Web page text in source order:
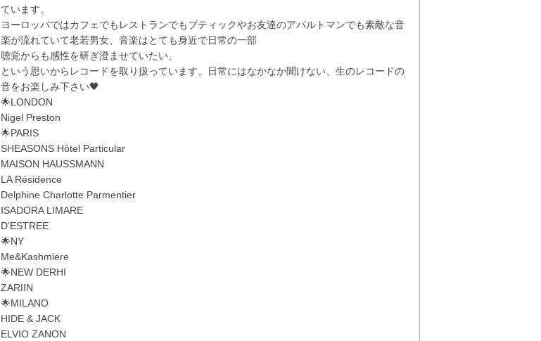
ています。
ヨーロッパではカフェでもレストランでもブティックやお友達のアパルトマンでも素敵な音
楽が流れていて老若男女、音楽はとても身近で日常の一部
聴覚からも感性を研ぎ澄ませていたい、
という思いからレコードを取り扱っています。日常にはなかなか聞けない、生のレコードの
音をお楽しみ下さい🖤
🌟LONDON
Nigel Preston
🌟PARIS
SHEASONS Hôtel Particular
MAISON HAUSSMANN
LA Résidence
Delphine Charlotte Parmentier
ISADORA LIMARE
D‘ESTREE
🌟NY
Me&Kashmiere
🌟NEW DERHI
ZARIIN
🌟MILANO
HIDE & JACK
ELVIO ZANON